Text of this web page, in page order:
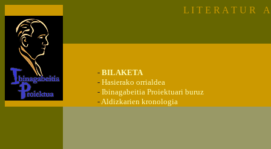
L I T E R A T U R
- BILAKETA
- Hasierako orrialdea
- Ibinagabeitia Proiektuari buruz
-Aldizkarien kronologia